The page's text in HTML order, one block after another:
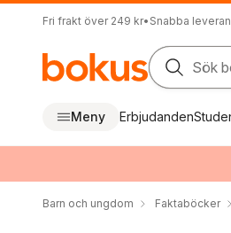
Fri frakt över 249 kr• Snabba
Sök
Meny Erbjudanden
Barn och ungdom Faktaböcker